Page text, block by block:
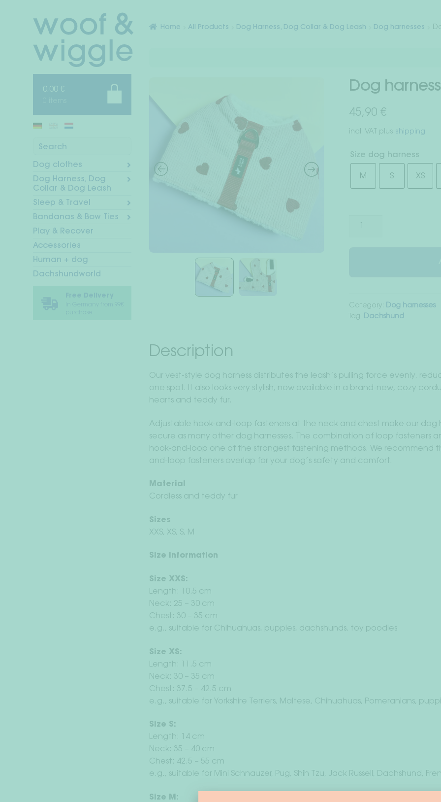
to
navigation
to
content
0,00 €
Search
Dog clothes
Dog Harness, Dog
Collar & Dog Leash
Sleep & Travel
Bandanas & Bow Ties
Play & Recover
Accessories
Human + dog
Dachshundworld
Home All Products Dog Harness, Dog Collar & Dog Leash Dog harnesses
Dog
45,90€
incl. VAT plus shipping
Size dog harness
M S XS
Dog
Category: Dog harnesses
Tag: Dachshund
Description
Our vest-style dog harness distributes the leash’s pulling force evenly,
one spot. It also looks very stylish, now available in a brand-new, cozy
hearts and teddy fur.
Adjustable hook-and-loop fasteners at the neck and chest make our dog
secure as many other dog harnesses. The combination of loop fasteners
hook-and-loop one of the strongest fastening methods. We recommend
and-loop fasteners overlap for your dog’s safety and comfort.
Material
Cordless and teddy fur
Sizes
XXS, XS, S, M
Size Information
Size XXS:
Length: 10.5 cm
Neck: 25 – 30 cm
Chest: 30 – 35 cm
e.g., suitable for Chihuahuas, puppies, dachshunds, toy poodles
Size XS:
Length: 11.5 cm
Neck: 30 – 35 cm
Chest: 37.5 – 42.5 cm
e.g., suitable for Yorkshire Terriers, Maltese, Chihuahuas, Pomeranians,
Size S:
Length: 14 cm
Neck: 35 – 40 cm
Chest: 42.5 – 55 cm
e.g., suitable for Mini Schnauzer, Pug, Shih Tzu, Jack Russell, Dachshund,
Size M: